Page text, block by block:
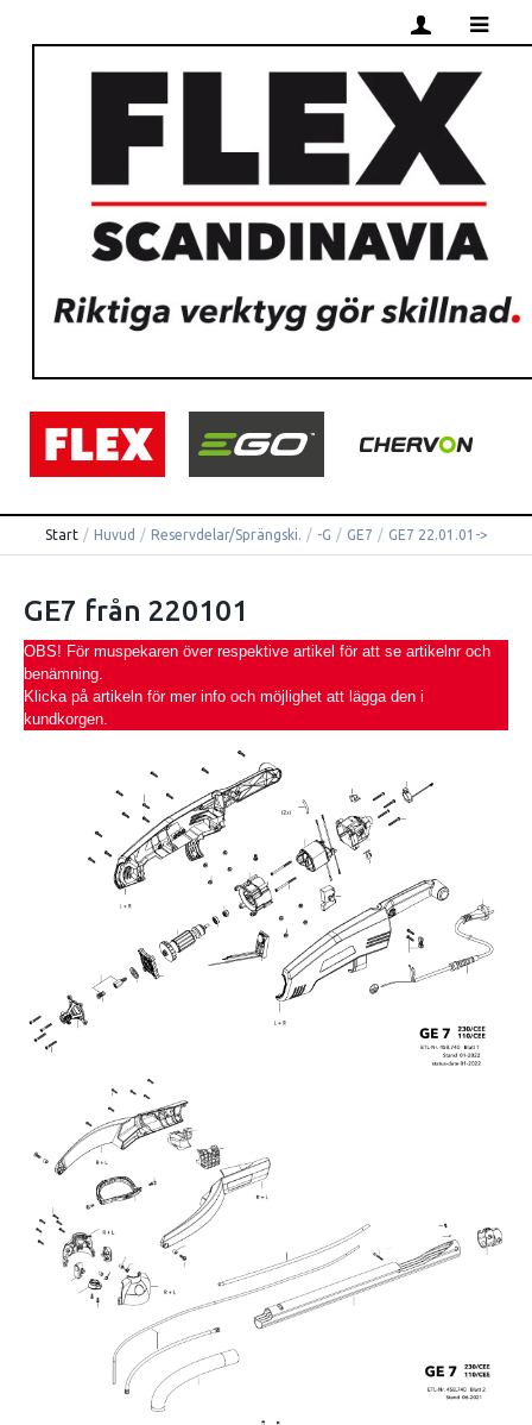
Start / Huvud / Reservdelar/Sprängski. / -G / GE7 / GE7 22.01.01->
GE7 från 220101
OBS! För muspekaren över respektive artikel för att se artikelnr och
benämning.
Klicka på artikeln för mer info och möjlighet att lägga den i
kundkorgen.